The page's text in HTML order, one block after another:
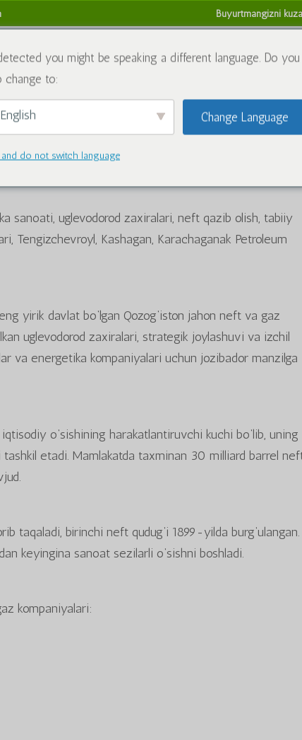
Buyurtmangizni
Kimyoviy moddalar Blog Biz bilan bog'lanish
salohiyatini blokirovka qilish:
|2 sharhlar
sanoati, uglevodorod zaxiralari, neft qazib olish, tabiiy
Tengizchevroyl, Kashagan, Karachaganak Petroleum
yirik davlat bo‘lgan Qozog‘iston jahon neft va gaz
uglevodorod zaxiralari, strategik joylashuvi va izchil
va energetika kompaniyalari uchun jozibador manzilga
o‘sishining harakatlantiruvchi kuchi bo‘lib, uning
etadi. Mamlakatda taxminan 30 milliard barrel
taqaladi, birinchi neft qudug‘i 1899-yilda burg‘ulangan.
keyingina sanoat sezilarli o‘sishni boshladi.
kompaniyalari:
you might be speaking a different language. Do you
change to:
English Change Language
do not switch language